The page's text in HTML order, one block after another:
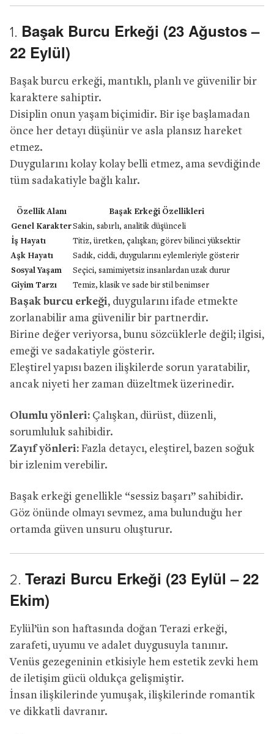
1. Başak Burcu Erkeği (23 Ağustos –
22 Eylül)
Başak burcu erkeği, mantıklı, planlı ve güvenilir bir
karaktere sahiptir.
Disiplin onun yaşam biçimidir. Bir işe başlamadan
önce her detayı düşünür ve asla plansız hareket
etmez.
Duygularını kolay kolay belli etmez, ama sevdiğinde
tüm sadakatiyle bağlı kalır.
Özellik Alanı
Başak Erkeği Özellikleri
Genel KarakterSakin, sabırlı, analitik düşünceli
İş Hayatı
Titiz, üretken, çalışkan; görev bilinci yüksektir
Aşk Hayatı
Sadık, ciddi, duygularını eylemleriyle gösterir
Sosyal Yaşam
Seçici, samimiyetsiz insanlardan uzak durur
Giyim Tarzı
Temiz, klasik ve sade bir stil benimser
Başak burcu erkeği, duygularını ifade etmekte
zorlanabilir ama güvenilir bir partnerdir.
Birine değer veriyorsa, bunu sözcüklerle değil; ilgisi,
emeği ve sadakatiyle gösterir.
Eleştirel yapısı bazen ilişkilerde sorun yaratabilir,
ancak niyeti her zaman düzeltmek üzerinedir.
Olumlu yönleri: Çalışkan, dürüst, düzenli,
sorumluluk sahibidir.
Zayıf yönleri: Fazla detaycı, eleştirel, bazen soğuk
bir izlenim verebilir.
Başak erkeği genellikle “sessiz başarı” sahibidir.
Göz önünde olmayı sevmez, ama bulunduğu her
ortamda güven unsuru oluşturur.
2. Terazi Burcu Erkeği (23 Eylül – 22
Ekim)
Eylül’ün son haftasında doğan Terazi erkeği,
zarafeti, uyumu ve adalet duygusuyla tanınır.
Venüs gezegeninin etkisiyle hem estetik zevki hem
de iletişim gücü oldukça gelişmiştir.
İnsan ilişkilerinde yumuşak, ilişkilerinde romantik
ve dikkatli davranır.